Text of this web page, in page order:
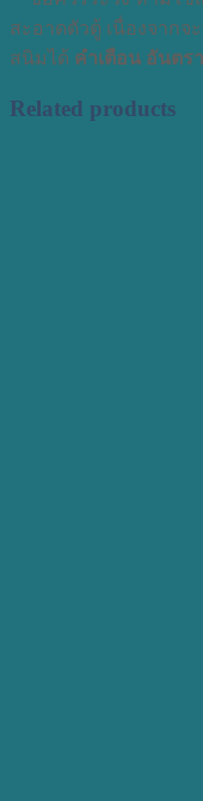
สะอาดตัวตู้ เนื่องจากจ
สนิมได้ คำเตือน อันตร
Related products